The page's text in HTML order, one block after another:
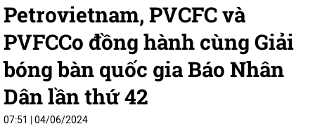
Petrovietnam, PVCFC và
PVFCCo đồng hành cùng Giải
bóng bàn quốc gia Báo Nhân
Dân lần thứ 42
07:51 | 04/06/2024